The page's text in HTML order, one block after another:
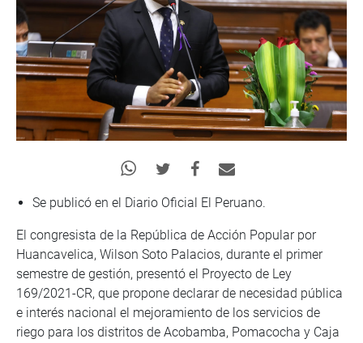
Se publicó en el Diario Oficial El Peruano.
El congresista de la República de Acción Popular por
Huancavelica, Wilson Soto Palacios, durante el primer
semestre de gestión, presentó el Proyecto de Ley
169/2021-CR, que propone declarar de necesidad pública
e interés nacional el mejoramiento de los servicios de
riego para los distritos de Acobamba, Pomacocha y Caja